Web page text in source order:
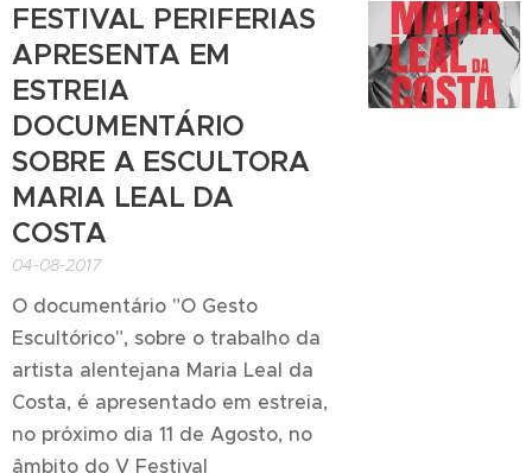
FESTIVAL PERIFERIAS
APRESENTA EM
ESTREIA
DOCUMENTÁRIO
SOBRE A ESCULTORA
MARIA LEAL DA
COSTA
04-08-2017
O documentário "O Gesto
Escultórico", sobre o trabalho da
artista alentejana Maria Leal da
Costa, é apresentado em estreia,
no próximo dia 11 de Agosto, no
âmbito do V Festival